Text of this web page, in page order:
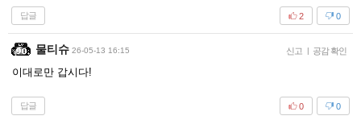
답글 0
2
물티슈 26-05-13 16:15 신고 | 공감 확인
이대로만 갑시다!
답글 0
0